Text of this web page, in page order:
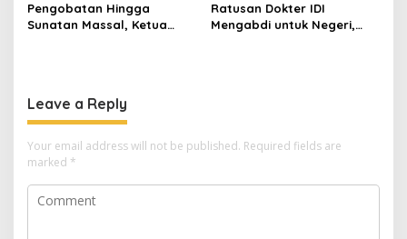
Pengobatan Hingga
Sunatan Massal, Ketua
Ratusan Dokter IDI
Mengabdi untuk Negeri,
Leave a Reply
Your email address will not be published. Required fields are
marked *